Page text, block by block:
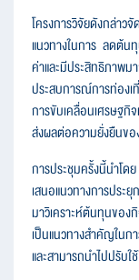
โครงการวิจัยดังกล่าว
แนวทางในการ ลดต้น
ค่าและมีประสิทธิภ
ประสบการณ์การท่อง
การขับเคลื่อนเศรษฐ
ส่งผลต่อความยั่งยืนขอ
การประชุมครั้งนี้นำโดย
เสนอแนวทางการประยุ
มาวิเคราะห์ต้นทุนขอ
เป็นแนวทางสำคัญใน
และสามารถนำไปปรับ